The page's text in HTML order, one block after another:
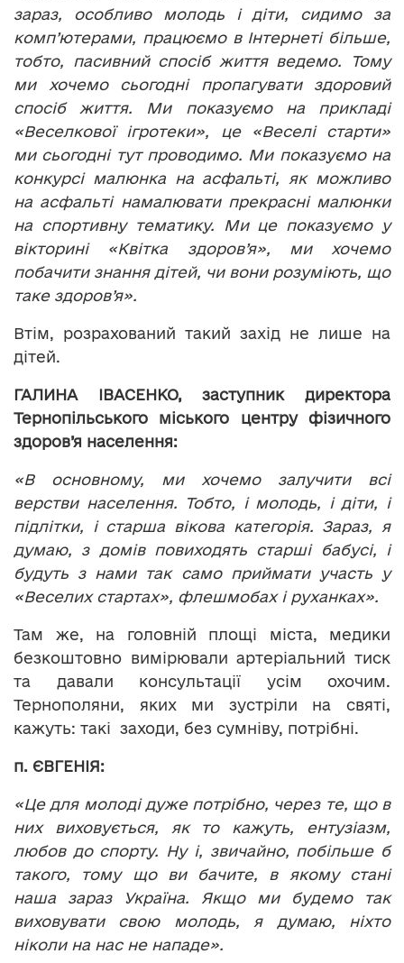
зараз, особливо молодь і діти, сидимо за
комп’ютерами, працюємо в Інтернеті більше,
тобто, пасивний спосіб життя ведемо. Тому
ми хочемо сьогодні пропагувати здоровий
спосіб життя. Ми показуємо на прикладі
«Веселкової ігротеки», це «Веселі старти»
ми сьогодні тут проводимо. Ми показуємо на
конкурсі малюнка на асфальті, як можливо
на асфальті намалювати прекрасні малюнки
на спортивну тематику. Ми це показуємо у
вікторині «Квітка здоров’я», ми хочемо
побачити знання дітей, чи вони розуміють, що
таке здоров’я».
Втім, розрахований такий захід не лише на
дітей.
ГАЛИНА ІВАСЕНКО, заступник директора
Тернопільського міського центру фізичного
здоров’я населення:
«В основному, ми хочемо залучити всі
верстви населення. Тобто, і молодь, і діти, і
підлітки, і старша вікова категорія. Зараз, я
думаю, з домів повиходять старші бабусі, і
будуть з нами так само приймати участь у
«Веселих стартах», флешмобах і руханках».
Там же, на головній площі міста, медики
безкоштовно вимірювали артеріальний тиск
та давали консультації усім охочим.
Тернополяни, яких ми зустріли на святі,
кажуть: такі заходи, без сумніву, потрібні.
п. ЄВГЕНІЯ:
«Це для молоді дуже потрібно, через те, що в
них виховується, як то кажуть, ентузіазм,
любов до спорту. Ну і, звичайно, побільше б
такого, тому що ви бачите, в якому стані
наша зараз Україна. Якщо ми будемо так
виховувати свою молодь, я думаю, ніхто
ніколи на нас не нападе».